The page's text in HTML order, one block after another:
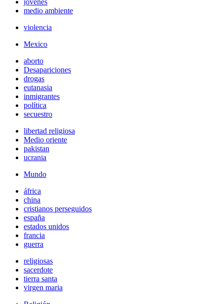
jovenes
medio ambiente
violencia
Mexico
aborto
Desapariciones
drogas
eutanasia
inmigrantes
política
secuestro
libertad religiosa
Medio oriente
pakistan
ucrania
Mundo
áfrica
china
cristianos perseguidos
españa
estados unidos
francia
guerra
religiosas
sacerdote
tierra santa
virgen maria